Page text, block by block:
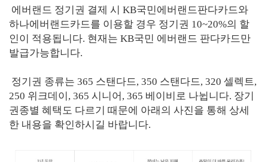
에버랜드 정기권 결제 시 KB국민에버랜드판다카드와
하나에버랜드카드를 이용할 경우 정기권 10~20%의 할
인이 적용됩니다. 현재는 KB국민 에버랜드 판다카드만
발급가능합니다.
정기권 종류는 365 스탠다드, 350 스탠다드, 320 셀렉트,
250 위크데이, 365 시니어, 365 베이비로 나뉩니다. 장기
권종별 혜택도 다르기 때문에 아래의 사진을 통해 상세
한 내용을 확인하시길 바랍니다.